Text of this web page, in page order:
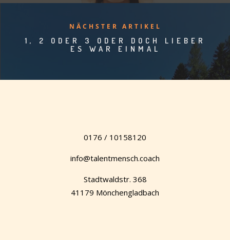
NÄCHSTER ARTIKEL
1, 2 ODER 3 ODER DOCH LIEBER
ES WAR EINMAL
0176 / 10158120
info@talentmensch.coach
Stadtwaldstr. 368
41179 Mönchengladbach